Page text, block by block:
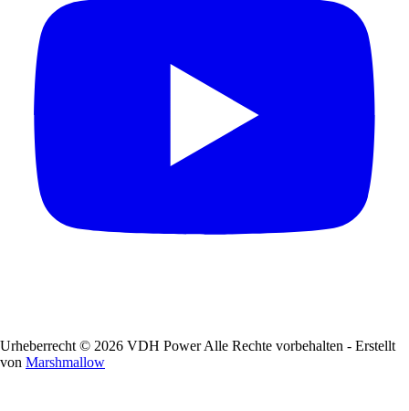
Urheberrecht © 2026 VDH Power Alle Rechte vorbehalten - Erstellt
von Marshmallow